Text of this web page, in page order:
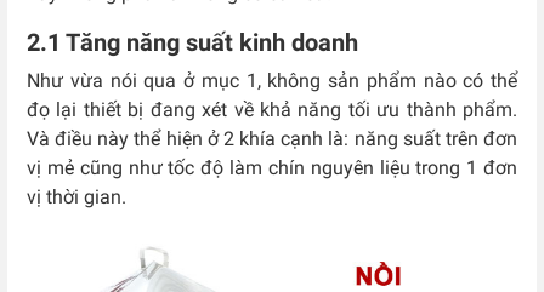
2.1 Tăng năng suất kinh doanh
Như vừa nói qua ở mục 1, không sản phẩm nào có thể
đọ lại thiết bị đang xét về khả năng tối ưu thành phẩm.
Và điều này thể hiện ở 2 khía cạnh là: năng suất trên đơn
vị mẻ cũng như tốc độ làm chín nguyên liệu trong 1 đơn
vị thời gian.